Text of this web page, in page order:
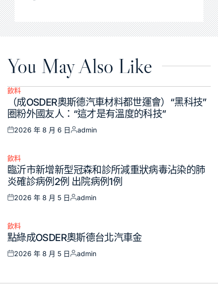
You May Also Like
Posted
飲料
（成OSDER奧斯德汽車材料都世運會）“黑科技”
圈粉外國友人：“這才是有溫度的科技”
Posted
2026 年 8 月 6 日
Posted
admin
Posted
in
飲料
臨沂市新增新型冠森和診所減重狀病毒沾染的肺
炎確診病例2例 出院病例1例
Posted
2026 年 8 月 5 日
Posted
admin
Posted
in
飲料
點綠成OSDER奧斯德台北汽車金
Posted
2026 年 8 月 5 日
Posted
admin